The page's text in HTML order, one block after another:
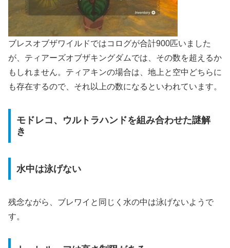
ブレスオブザワイルドではコログが合計900匹いました
が、ティアーズオブザキングダムでは、その数を超えるか
もしれません。ティアキンの場合は、地上と空中どちらに
も存在するので、それ以上の数になるといわれています。
モドレコ、ウルトラハンドを組み合わせた謎解
き
水中は泳げない
残念ながら、ブレワイと同じく水の中は泳げないようで
す。